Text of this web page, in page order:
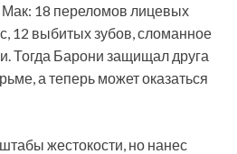
18 переломов лицевых
12 выбитых зубов, сломанное
Тогда Барони защищал друга
а теперь может оказаться
жестокости, но нанес